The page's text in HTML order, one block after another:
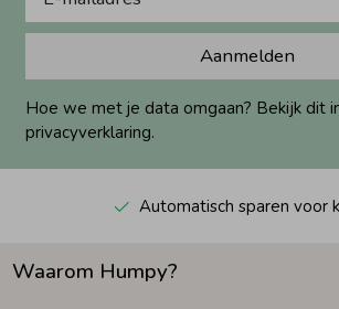
Aanmelden
Hoe we met je data omgaan? Bekijk dit
privacyverklaring.
Automatisch sparen voor
Waarom Humpy?